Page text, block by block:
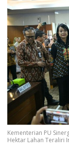
Kementerian PU
Hektar Lahan Teraliri